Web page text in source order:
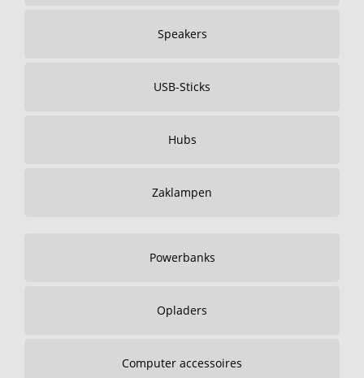
Speakers
USB-Sticks
Hubs
Zaklampen
Powerbanks
Opladers
Computer accessoires